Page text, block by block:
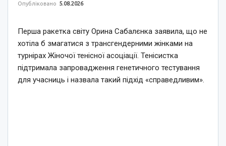
Опубліковано 5.08.2026
Перша ракетка світу Орина Сабалєнка заявила, що не
хотіла б змагатися з трансгендерними жінками на
турнірах Жіночої тенісної асоціації. Тенісистка
підтримала запровадження генетичного тестування
для учасниць і назвала такий підхід «справедливим».